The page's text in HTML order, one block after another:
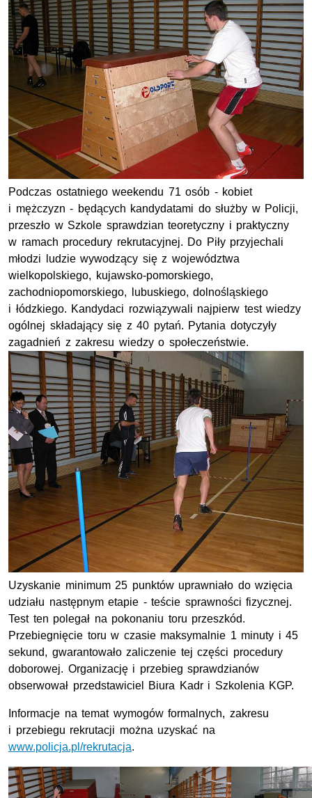
Podczas ostatniego weekendu 71 osób - kobiet
i mężczyzn - będących kandydatami do służby w Policji,
przeszło w Szkole sprawdzian teoretyczny i praktyczny
w ramach procedury rekrutacyjnej. Do Piły przyjechali
młodzi ludzie wywodzący się z województwa
wielkopolskiego, kujawsko-pomorskiego,
zachodniopomorskiego, lubuskiego, dolnośląskiego
i łódzkiego. Kandydaci rozwiązywali najpierw test wiedzy
ogólnej składający się z 40 pytań. Pytania dotyczyły
zagadnień z zakresu wiedzy o społeczeństwie.
Uzyskanie minimum 25 punktów uprawniało do wzięcia
udziału następnym etapie - teście sprawności fizycznej.
Test ten polegał na pokonaniu toru przeszkód.
Przebiegnięcie toru w czasie maksymalnie 1 minuty i 45
sekund, gwarantowało zaliczenie tej części procedury
doborowej. Organizację i przebieg sprawdzianów
obserwował przedstawiciel Biura Kadr i Szkolenia KGP.
Informacje na temat wymogów formalnych, zakresu
i przebiegu rekrutacji można uzyskać na
www.policja.pl/rekrutacja.